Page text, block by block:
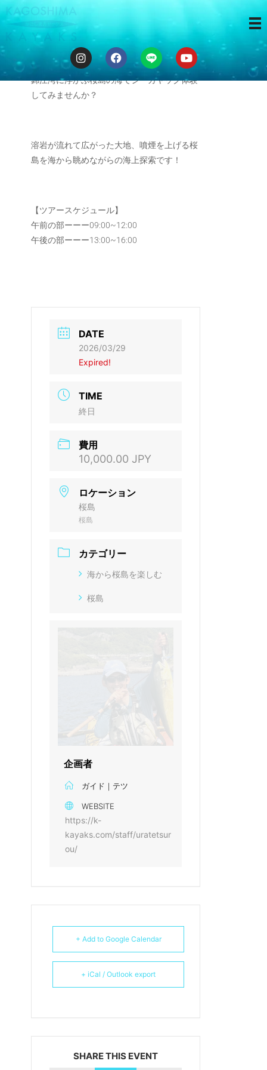
3時間ツアー
錦江湾に浮かぶ桜島の海でシーカヤック体験
してみませんか？
溶岩が流れて広がった大地、噴煙を上げる桜
島を海から眺めながらの海上探索です！
【ツアースケジュール】
午前の部ーーー09:00~12:00
午後の部ーーー13:00~16:00
DATE
2026/03/29
Expired!
TIME
終日
費用
10,000.00 JPY
ロケーション
桜島
桜島
カテゴリー
海から桜島を楽しむ
桜島
企画者
ガイド｜テツ
WEBSITE
https://k-
kayaks.com/staff/uratetsur
ou/
+ Add to Google Calendar
+ iCal / Outlook export
SHARE THIS EVENT